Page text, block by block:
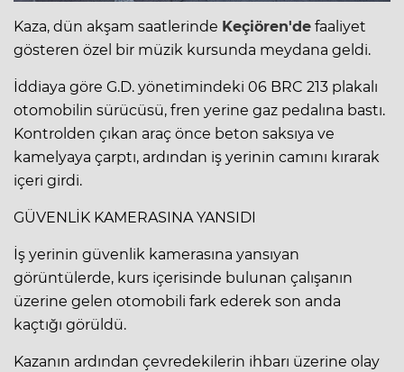
Kaza, dün akşam saatlerinde Keçiören'de faaliyet
gösteren özel bir müzik kursunda meydana geldi.
İddiaya göre G.D. yönetimindeki 06 BRC 213 plakalı
otomobilin sürücüsü, fren yerine gaz pedalına bastı.
Kontrolden çıkan araç önce beton saksıya ve
kamelyaya çarptı, ardından iş yerinin camını kırarak
içeri girdi.
GÜVENLİK KAMERASINA YANSIDI
İş yerinin güvenlik kamerasına yansıyan
görüntülerde, kurs içerisinde bulunan çalışanın
üzerine gelen otomobili fark ederek son anda
kaçtığı görüldü.
Kazanın ardından çevredekilerin ihbarı üzerine olay